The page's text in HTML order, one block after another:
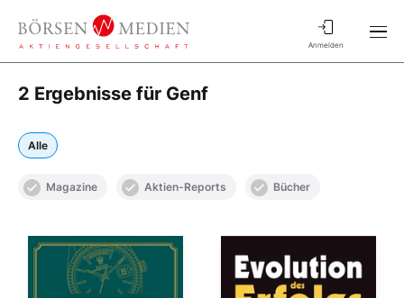
Anmelden
2 Ergebnisse für Genf
Alle
Magazine Aktien-Reports Bücher